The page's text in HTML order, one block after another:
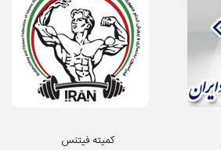
کمیته فیتنس